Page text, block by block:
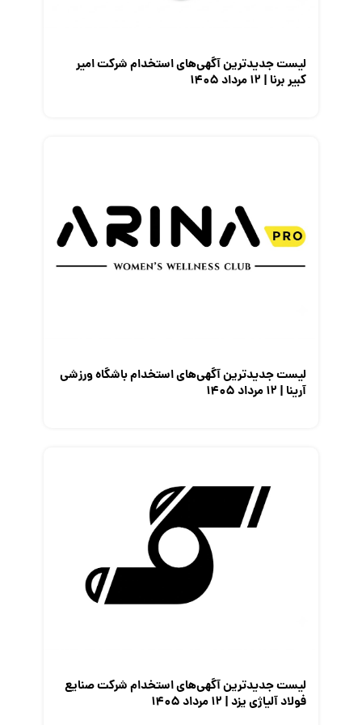
لیست جدیدترین آگهی‌های استخدام شرکت امیر
کبیر برنا | ۱۲ مرداد ۱۴۰۵
لیست جدیدترین آگهی‌های استخدام باشگاه ورزشی
آرینا | ۱۲ مرداد ۱۴۰۵
لیست جدیدترین آگهی‌های استخدام شرکت صنایع
فولاد آلیاژی یزد | ۱۲ مرداد ۱۴۰۵